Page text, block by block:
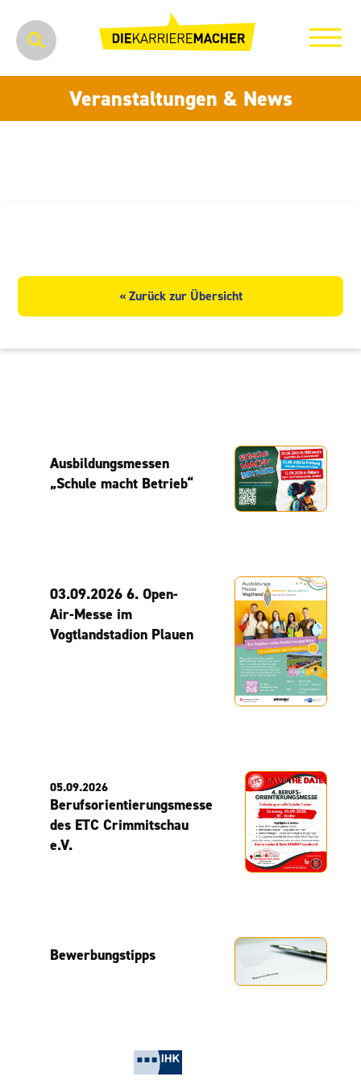
Veranstaltungen & News
« Zurück zur Übersicht
Ausbildungsmessen
„Schule macht Betrieb“
03.09.2026 6. Open-
Air-Messe im
Vogtlandstadion Plauen
05.09.2026
Berufsorientierungsmesse
des ETC Crimmitschau
e.V.
Bewerbungstipps